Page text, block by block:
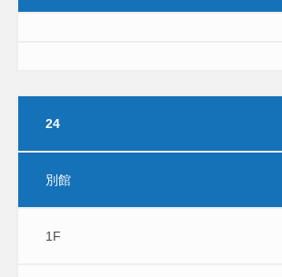
24
別館
1F